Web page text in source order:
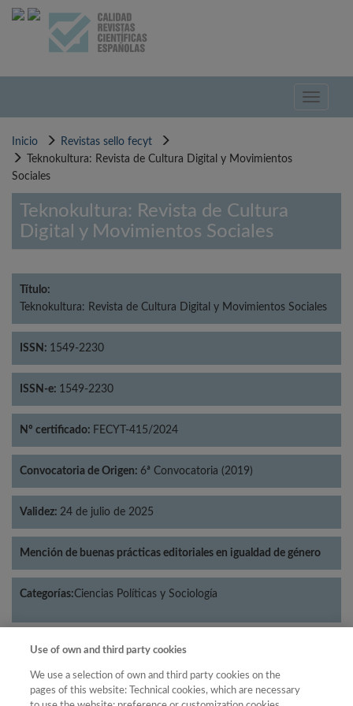
Pasar
Toggle
Inicio
Revistas sello fecyt
Teknokultura: Revista de Cultura Digital y Movimientos
Sociales
Teknokultura: Revista de Cultura
Digital y Movimientos Sociales
Título:
Teknokultura: Revista de Cultura Digital y Movimientos Sociales
ISSN: 1549-2230
ISSN-e: 1549-2230
Nº certificado: FECYT-415/2024
Convocatoria de Origen: 6ª Convocatoria (2019)
Validez: 24 de julio de 2025
Mención de buenas prácticas editoriales en igualdad de género
Categorías:Ciencias Políticas y Sociología
Año
Filtrar
Use of own and third party cookies
We use a selection of own and third party cookies on the
pages of this website: Technical cookies, which are necessary